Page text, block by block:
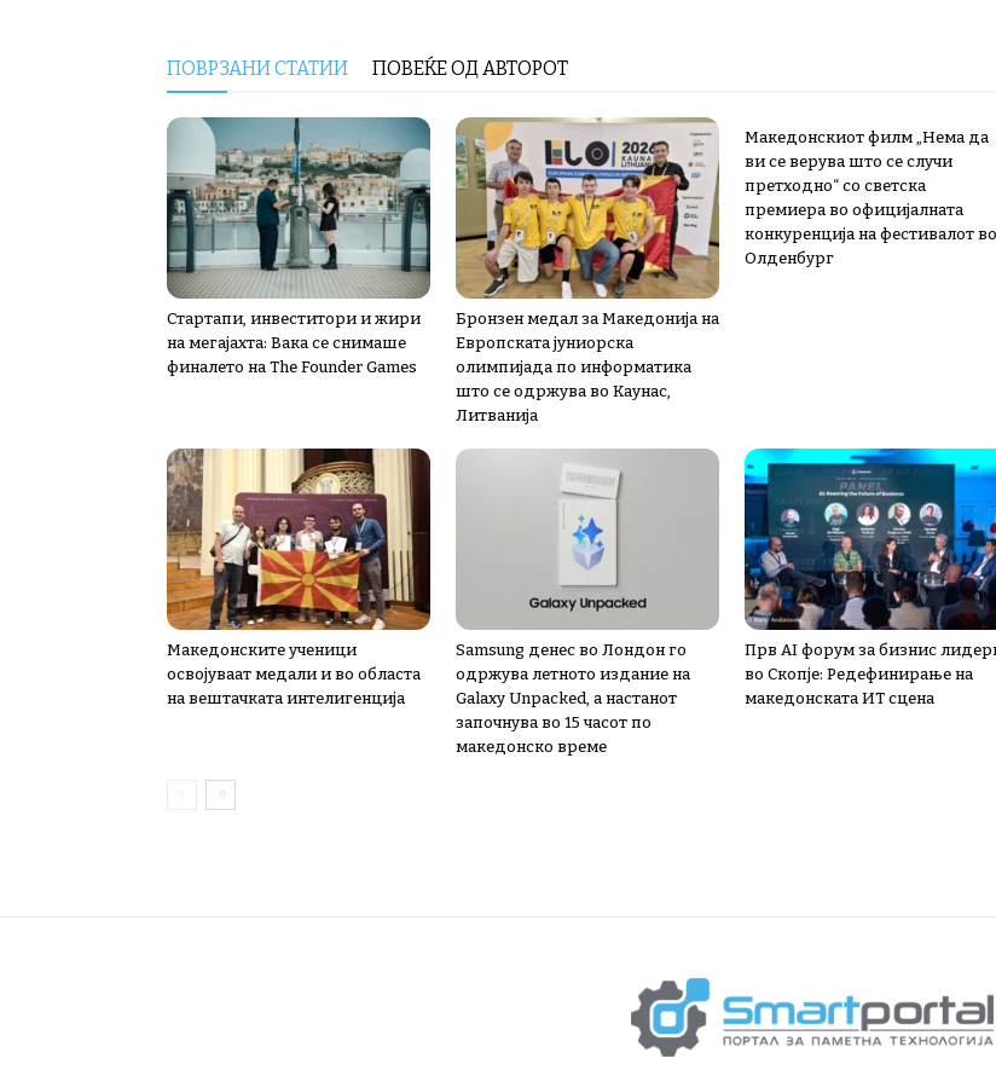
ПОВРЗАНИ СТАТИИ ПОВЕЌЕ ОД АВТОРОТ
Стартапи, инвеститори и жири
на мегајахта: Вака се снимаше
финалето на The Founder Games
Бронзен медал за Македонија на
Европската јуниорска
олимпијада по информатика
што се одржува во Каунас,
Литванија
Македонскиот филм „Нема да
ви се верува што се случи
претходно“ со светска
премиера во официјалната
конкуренција на фестивалот во
Олденбург
Македонските ученици
освојуваат медали и во областа
на вештачката интелигенција
Samsung денес во Лондон го
одржува летното издание на
Galaxy Unpacked, a настанот
започнува во 15 часот по
македонско време
Прв AI форум за бизнис
во Скопје: Редефинирање на
македонската ИТ сцена